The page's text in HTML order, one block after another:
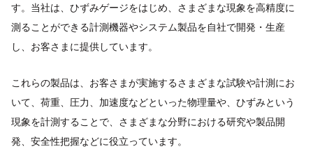
す。当社は、ひずみゲージをはじめ、さまざまな現象を高精度に
測ることができる計測機器やシステム製品を自社で開発・生産
し、お客さまに提供しています。
これらの製品は、お客さまが実施するさまざまな試験や計測にお
いて、荷重、圧力、加速度などといった物理量や、ひずみという
現象を計測することで、さまざまな分野における研究や製品開
発、安全性把握などに役立っています。